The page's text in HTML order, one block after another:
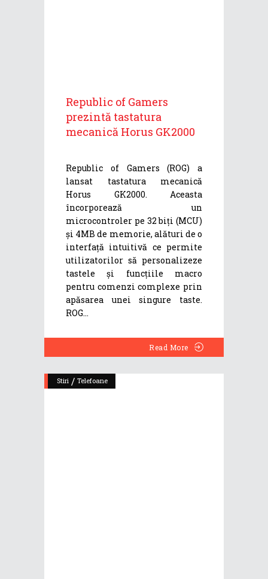
Republic of Gamers
prezintă tastatura
mecanică Horus GK2000
Republic of Gamers (ROG) a
lansat tastatura mecanică
Horus GK2000. Aceasta
încorporează un
microcontroler pe 32 biți (MCU)
și 4MB de memorie, alături de o
interfață intuitivă ce permite
utilizatorilor să personalizeze
tastele și funcțiile macro
pentru comenzi complexe prin
apăsarea unei singure taste.
ROG
Read More
Stiri / Telefoane